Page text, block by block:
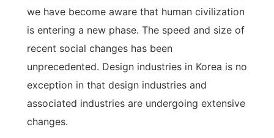
we have become aware that human civilization
is entering a new phase. The speed and size of
recent social changes has been
unprecedented. Design industries in Korea is no
exception in that design industries and
associated industries are undergoing extensive
changes.